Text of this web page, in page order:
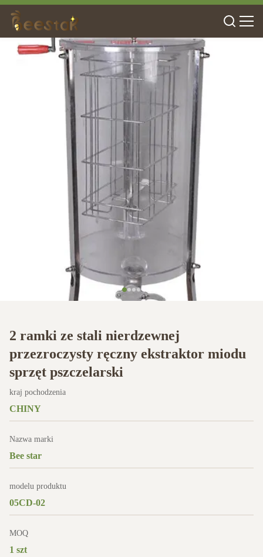
2 ramki ze stali nierdzewnej
przezroczysty ręczny ekstraktor miodu
sprzęt pszczelarski
kraj pochodzenia
CHINY
Nazwa marki
Bee star
modelu produktu
05CD-02
MOQ
1 szt